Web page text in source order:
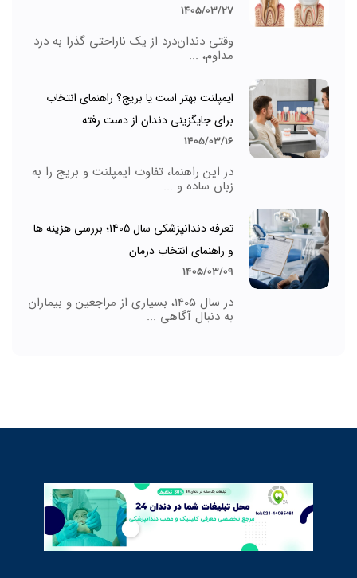
1405/03/27
وقتی دندان‌درد از یک ناراحتی گذرا به درد
مداوم، ...
ایمپلنت بهتر است یا بریج؟ راهنمای انتخاب
برای جایگزینی دندان از دست رفته
1405/03/16
در این راهنما، تفاوت ایمپلنت و بریج را به
زبان ساده و ...
تعرفه دندانپزشکی سال 1405؛ بررسی هزینه ها
و راهنمای انتخاب درمان
1405/03/09
در سال 1405، بسیاری از مراجعین و بیماران
به دنبال آگاهی ...